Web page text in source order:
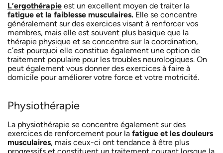
L’ergothérapieest un excellent moyen de traiter la
fatigue et la faiblesse musculaires. Elle se concentre
généralement sur des exercices visant à renforcer vos
membres, mais elle est souvent plus basique que la
thérapie physique et se concentre sur la coordination,
c’est pourquoi elle constitue également une option de
traitement populaire pour les troubles neurologiques. On
peut également vous donner des exercices à faire à
domicile pour améliorer votre force et votre motricité.
Physiothérapie
La physiothérapie se concentre également sur des
exercices de renforcement pour la fatigue et les douleurs
musculaires, mais ceux-ci ont tendance à être plus